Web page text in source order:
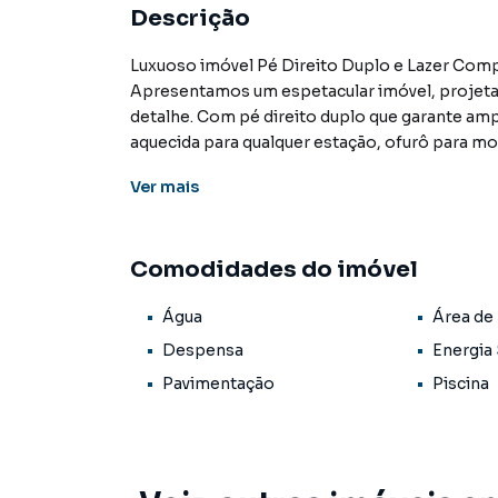
Descrição
Luxuoso imóvel Pé Direito Duplo e Lazer Completo – Porteira Fechada
Apresentamos um espetacular imóvel,
detalhe. Com pé direito duplo que garante
aquecida para qualquer estação, ofurô para momentos de bem-estar
surpreenda-se com cada detalhe!
Casa para Venda em região valorizada do
contato com nossa equipe pelo telefone (67)
A KSA FACIL IMOVEIS tem mais opções de
terrenos, lojas e barracões para venda ou
Ver mais
Comodidades do imóvel
Água Área de
Despensa
Energia
Pavimentação
Piscina